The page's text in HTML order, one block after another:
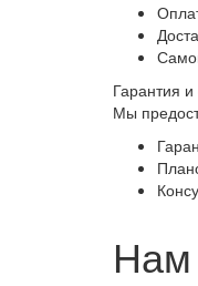
Гарантия
Мы
Нам